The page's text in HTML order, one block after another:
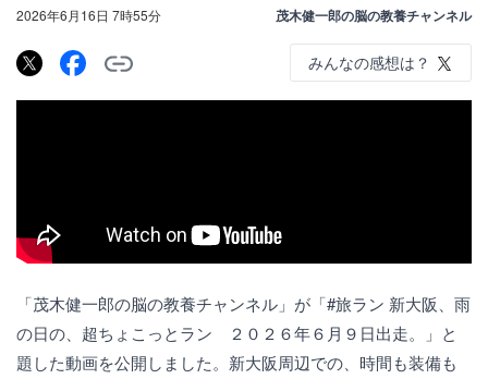
2026年6月16日 7時55分 茂木健一郎の脳の教養チャンネル
みんなの感想は？
「茂木健一郎の脳の教養チャンネル」が「#旅ラン 新大阪、雨
の日の、超ちょこっとラン ２０２６年６月９日出走。」と
題した動画を公開しました。新大阪周辺での、時間も装備も